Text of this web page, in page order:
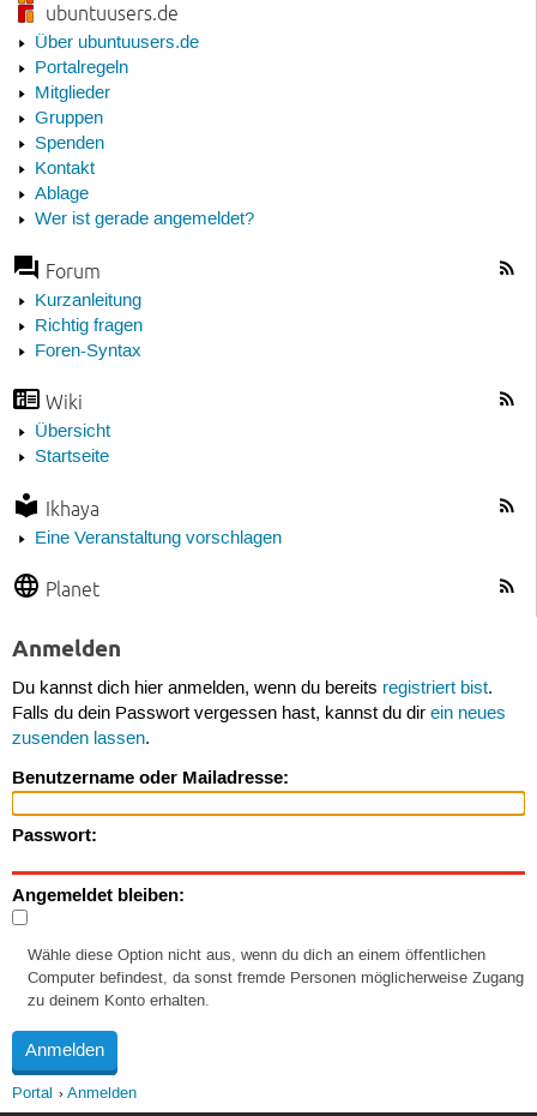
ubuntuusers.de
Über ubuntuusers.de
Portalregeln
Mitglieder
Gruppen
Spenden
Kontakt
Ablage
Wer ist gerade angemeldet?
Forum
Kurzanleitung
Richtig fragen
Foren-Syntax
Wiki
Übersicht
Startseite
Ikhaya
Eine Veranstaltung vorschlagen
Planet
Anmelden
Du kannst dich hier anmelden, wenn du bereits registriert bist.
Falls du dein Passwort vergessen hast, kannst du dir ein neues
zusenden lassen.
Benutzername oder Mailadresse:
Passwort:
Angemeldet bleiben:
Wähle diese Option nicht aus, wenn du dich an einem öffentlichen
Computer befindest, da sonst fremde Personen möglicherweise Zugang
zu deinem Konto erhalten.
Portal Anmelden